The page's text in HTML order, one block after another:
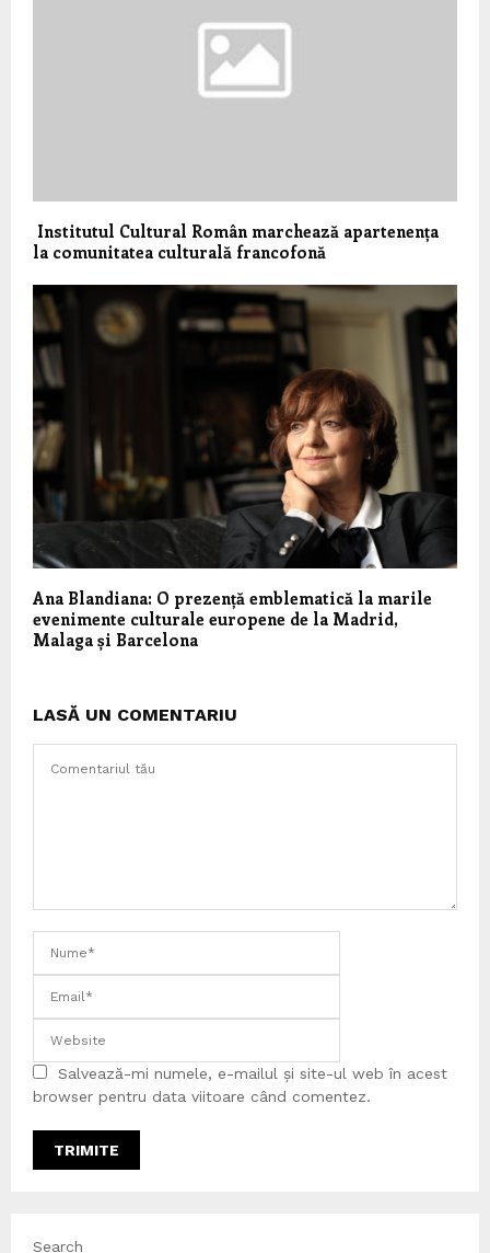
Institutul Cultural Român marchează apartenența
la comunitatea culturală francofonă
Ana Blandiana: O prezență emblematică la marile
evenimente culturale europene de la Madrid,
Malaga și Barcelona
LASĂ UN COMENTARIU
Salvează-mi numele, e-mailul și site-ul web în acest
browser pentru data viitoare când comentez.
Search